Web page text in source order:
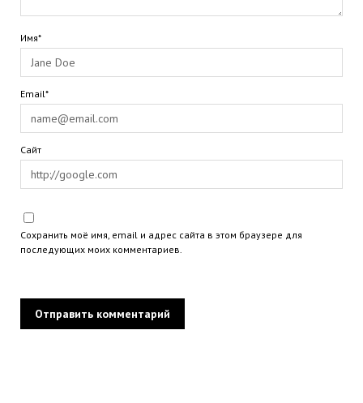
Имя*
Email*
Сайт
Сохранить моё имя, email и адрес сайта в этом браузере для
последующих моих комментариев.